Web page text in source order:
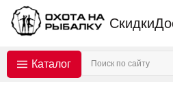
Скидки
Каталог